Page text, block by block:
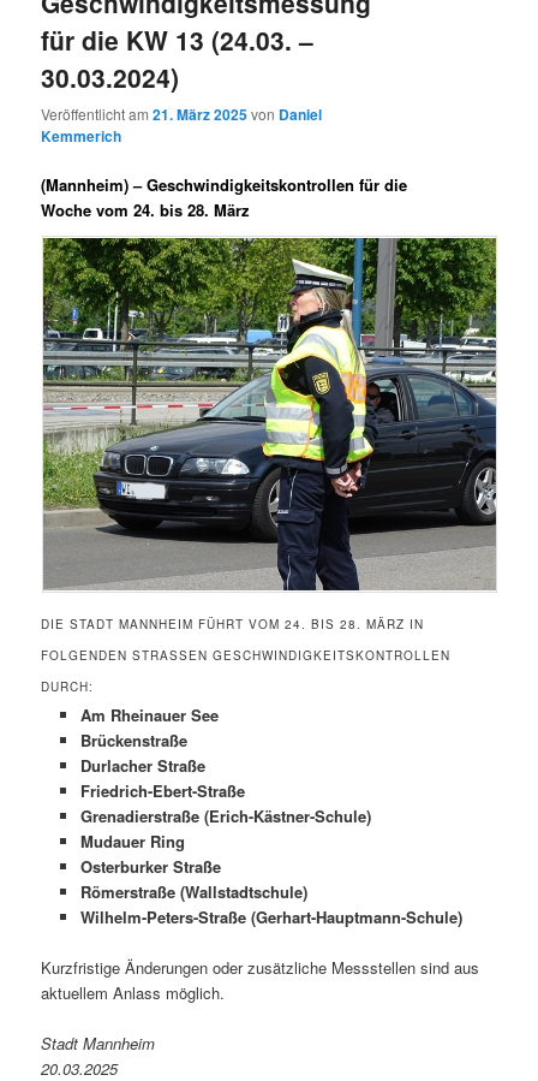
für die KW 13 (24.03. –
30.03.2024)
Veröffentlicht am21. März 2025von Daniel
Kemmerich
(Mannheim) –Geschwindigkeitskontrollen für die
Woche vom 24. bis 28. März
DIE STADT MANNHEIM FÜHRT VOM 24. BIS 28. MÄRZ IN
FOLGENDEN STRASSEN GESCHWINDIGKEITSKONTROLLEN D
URCH:
Am Rheinauer See
Brückenstraße
Durlacher Straße
Friedrich-Ebert-Straße
Grenadierstraße (Erich-Kästner-Schule)
Mudauer Ring
Osterburker Straße
Römerstraße (Wallstadtschule)
Wilhelm-Peters-Straße (Gerhart-Hauptmann-Schule)
Kurzfristige Änderungen oder zusätzliche Messstellen sind aus
aktuellem Anlass möglich.
Stadt Mannheim
20.03.2025